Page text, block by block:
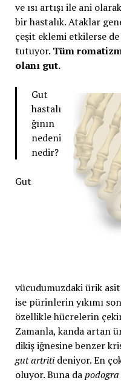
ve ısı artışı ile ani
bir hastalık. Ataklar
çeşit eklemi etkilerse
tutuyor. Tüm
olanı gut.
Gut
hastalı
ğının
nedeni
nedir?
Gut
vücudumuzdaki ürik
ise pürinlerin yıkımı
özellikle hücrelerin
Zamanla, kanda artan
dikiş iğnesine benzer
gut artritideniyor. En
oluyor. Buna dapodogra